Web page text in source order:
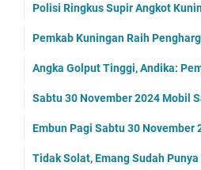
Polisi Ringkus Supir Angkot
Pemkab Kuningan Raih
Angka Golput Tinggi, Andika:
Sabtu 30 November 2024 Mobil
Embun Pagi Sabtu 30 November
Tidak Solat, Emang Sudah